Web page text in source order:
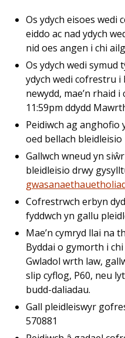
Os ydych eisoes wedi
eiddo ac nad ydych
nid oes angen i chi
Os ydych wedi symud
ydych wedi cofrestru i
newydd, mae’n rhaid
11:59pm ddydd
Peidiwch ag anghofio
oed bellach
Gallwch wneud yn
bleidleisio drwy
Cofrestrwch erbyn
fyddwch yn gallu
Mae’n cymryd llai na
Byddai o gymorth i
Gwladol wrth law,
slip cyflog, P60, neu
budd-daliadau.
Gall pleidleiswyr
570881